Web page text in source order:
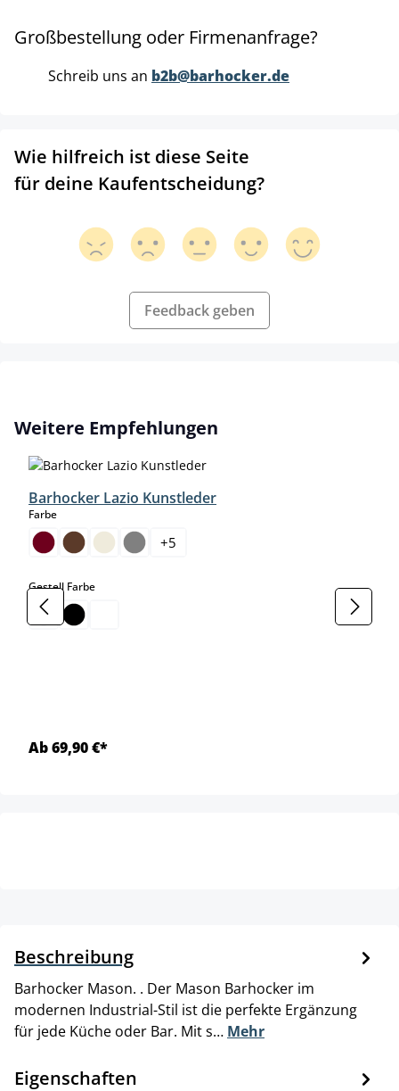
Großbestellung oder Firmenanfrage?
Schreib uns an b2b@barhocker.de
Wie hilfreich ist diese Seite
für deine Kaufentscheidung?
Feedback geben
Produktgalerie überspringen
Weitere Empfehlungen
Barhocker Lazio Kunstleder
Farbeauswählen
+5
Gestell Farbeauswählen
Ab 69,90 €*
Beschreibung
Barhocker Mason. . Der Mason Barhocker im
modernen Industrial-Stil ist die perfekte Ergänzung
für jede Küche oder Bar. Mit s… Mehr
Eigenschaften